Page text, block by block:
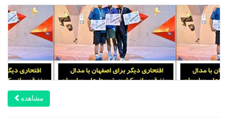
مشاهده